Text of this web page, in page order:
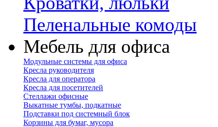
Пеленальные комоды
Мебель для офиса
Модульные системы для офиса
Кресла руководителя
Кресла для оператора
Кресла для посетителей
Стеллажи офисные
Выкатные тумбы, подкатные
Подставки под системный блок
Корзины для бумаг, мусора